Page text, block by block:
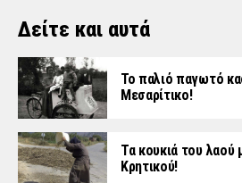
Δείτε και αυτά
Το παλιό παγωτό
Μεσαρίτικο!
Τα κουκιά του λαού
Κρητικού!